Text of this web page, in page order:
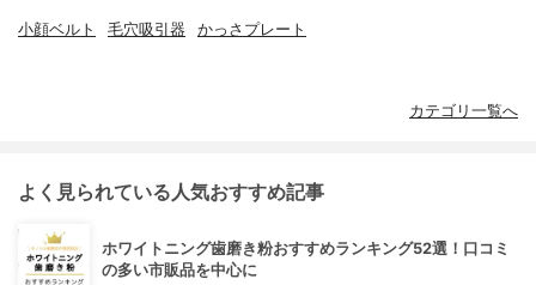
小顔ベルト 毛穴吸引器 かっさプレート
カテゴリ一覧へ
よく見られている人気おすすめ記事
ホワイトニング歯磨き粉おすすめランキング52選！口コミ
の多い市販品を中心に